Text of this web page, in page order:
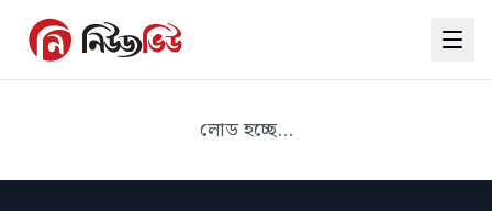
লোড হচ্ছে...